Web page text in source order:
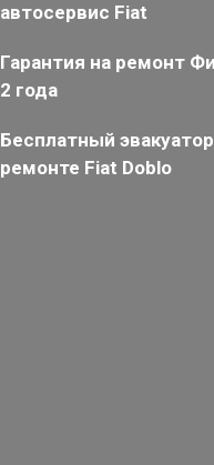
автосервис Fiat
Гарантия на ремонт
2 года
Бесплатный
ремонте Fiat Doblo